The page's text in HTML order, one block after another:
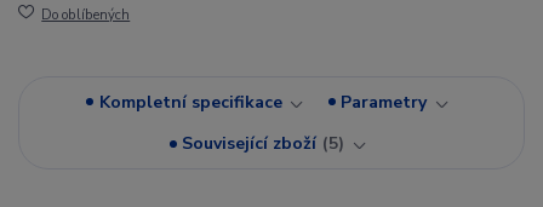
Do oblíbených
Kompletní specifikace
Parametry
Související zboží 5